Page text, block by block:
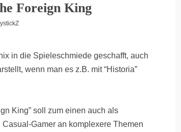
Foreign King
in die Spieleschmiede geschafft, auch
wenn man es z.B. mit “Historia”
King” soll zum einen auch als
Gamer an komplexere Themen